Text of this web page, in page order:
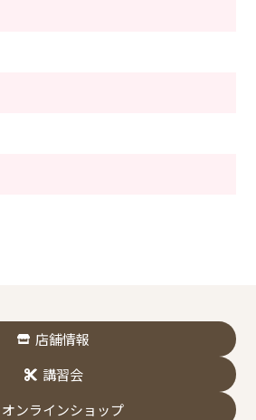
店舗情報
講習会
オンラインショップ